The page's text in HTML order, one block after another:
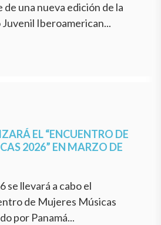
de una nueva edición de la
Iberoamerican...
EL “ENCUENTRO DE
2026” EN MARZO DE
se llevará a cabo el
de Mujeres Músicas
por Panamá...